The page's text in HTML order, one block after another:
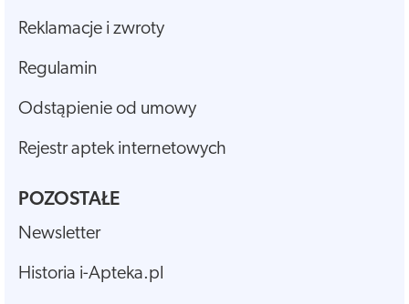
Reklamacje i zwroty
Regulamin
Odstąpienie od umowy
Rejestr aptek internetowych
POZOSTAŁE
Newsletter
Historia i-Apteka.pl